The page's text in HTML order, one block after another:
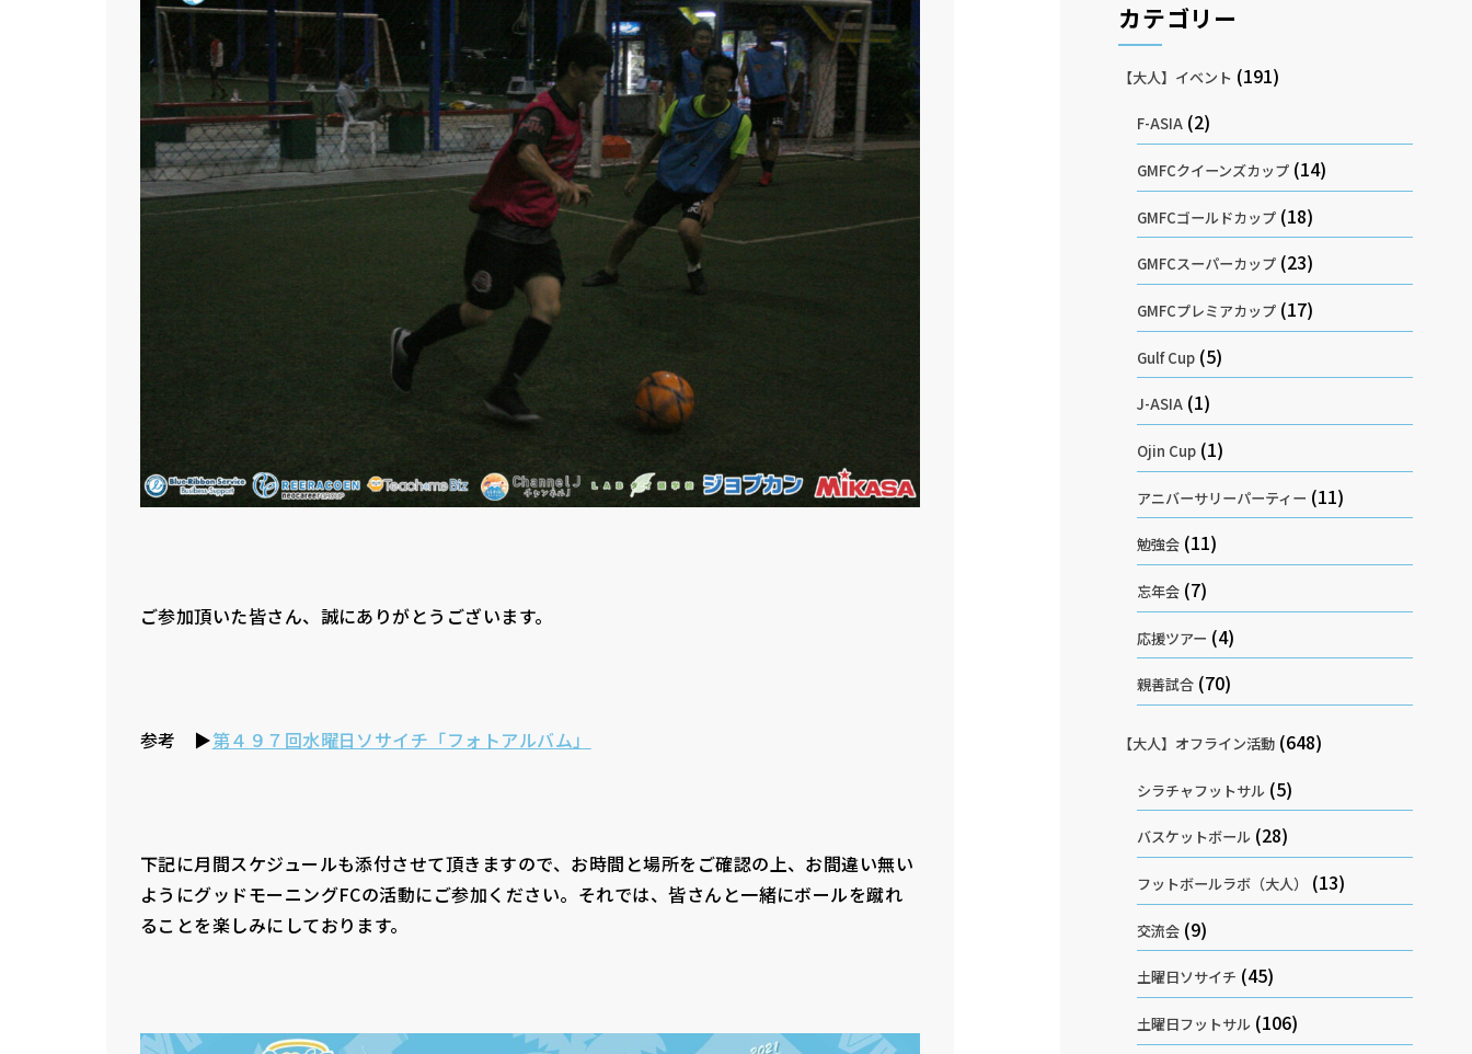
ご参加頂いた皆さん、誠にありがとうございます。
参考 ▶第４９７回水曜日ソサイチ「フォトアルバム」
下記に月間スケジュールも添付させて頂きますので、お時間と場所をご確認の上、お間違い無い
ようにグッドモーニングFCの活動にご参加ください。それでは、皆さんと一緒にボールを蹴れ
ることを楽しみにしております。
カテゴリー
【大人】イベント (191)
F-ASIA(2)
GMFCクイーンズカップ(14)
GMFCゴールドカップ(18)
GMFCスーパーカップ(23)
GMFCプレミアカップ(17)
Gulf Cup(5)
J-ASIA(1)
Ojin Cup(1)
アニバーサリーパーティー (11)
勉強会(11)
忘年会(7)
応援ツアー (4)
親善試合(70)
【大人】オフライン活動 (648)
シラチャフットサル(5)
バスケットボール(28)
フットボールラボ（大人） (13)
交流会(9)
土曜日ソサイチ (45)
土曜日フットサル(106)